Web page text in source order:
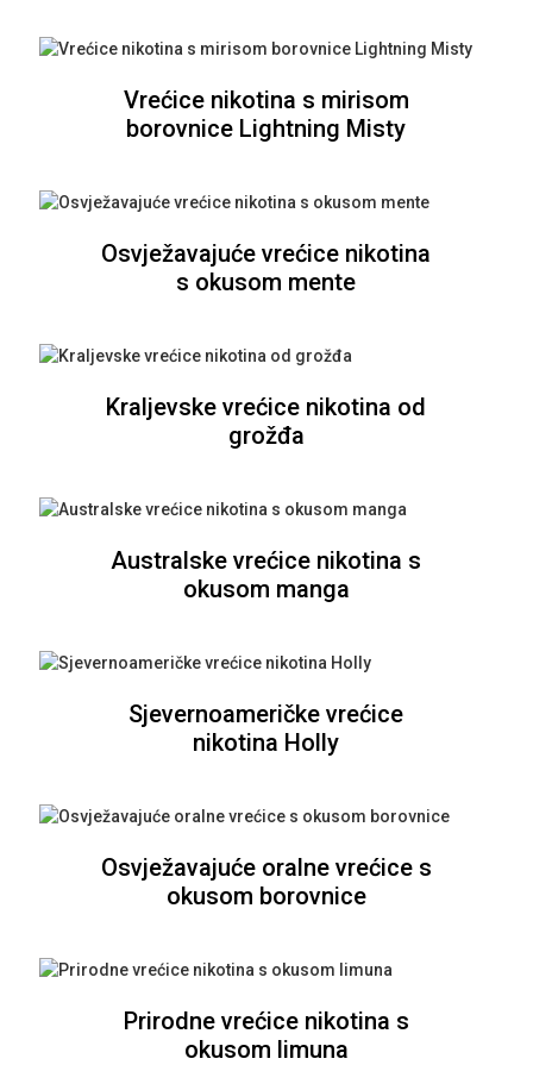
Vrećice nikotina s mirisom
borovnice Lightning Misty
Osvježavajuće vrećice nikotina
s okusom mente
Kraljevske vrećice nikotina od
grožđa
Australske vrećice nikotina s
okusom manga
Sjevernoameričke vrećice
nikotina Holly
Osvježavajuće oralne vrećice s
okusom borovnice
Prirodne vrećice nikotina s
okusom limuna